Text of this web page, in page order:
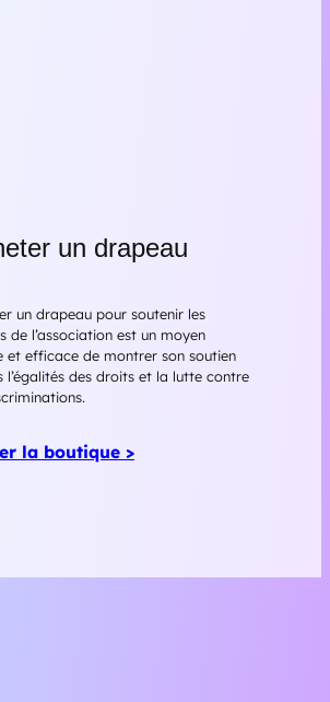
un drapeau
un drapeau pour soutenir les
de l’association est un moyen
et efficace de montrer son soutien
l’égalités des droits et la lutte contre
la boutique >